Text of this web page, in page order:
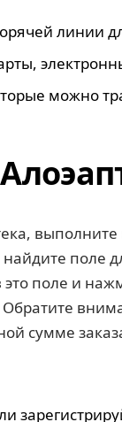
линии
можно
найдите
поле и
сумме